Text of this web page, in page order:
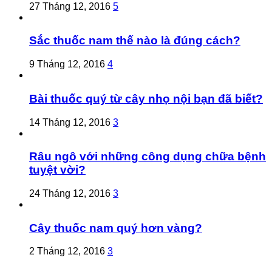
27 Tháng 12, 2016 5
Sắc thuốc nam thế nào là đúng cách?
9 Tháng 12, 2016 4
Bài thuốc quý từ cây nhọ nội bạn đã biết?
14 Tháng 12, 2016 3
Râu ngô với những công dụng chữa bệnh
tuyệt vời?
24 Tháng 12, 2016 3
Cây thuốc nam quý hơn vàng?
2 Tháng 12, 2016 3